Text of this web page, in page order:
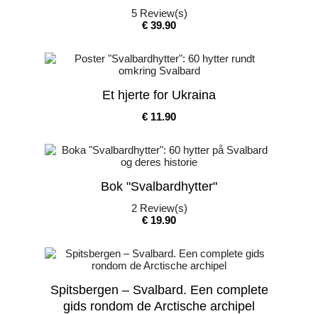
5Review(s)
Pris
€ 39.90
Et hjerte for Ukraina
Pris
€ 11.90
Bok "Svalbardhytter"
2Review(s)
Pris
€ 19.90
Spitsbergen – Svalbard. Een complete
gids rondom de Arctische archipel